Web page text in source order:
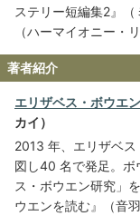
ステリー短編集2』（
（ハーマイオニー・
著者紹介
エリザベス・ボウエ
カイ）
2013 年、エリザベ
図し40 名で発足。ボ
ス・ボウエン研究」
ウエンを読む』（音